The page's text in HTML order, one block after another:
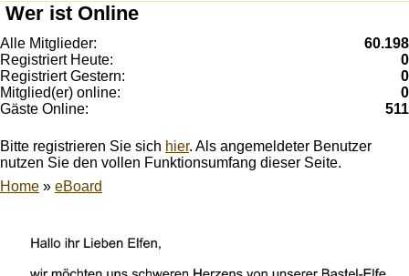
Wer ist Online
Alle Mitglieder:
60.198
Registriert Heute:
0
Registriert Gestern:
0
Mitglied(er) online:
0
Gäste Online:
511
Bitte registrieren Sie sich hier. Als angemeldeter Benutzer
nutzen Sie den vollen Funktionsumfang dieser Seite.
Home » eBoard